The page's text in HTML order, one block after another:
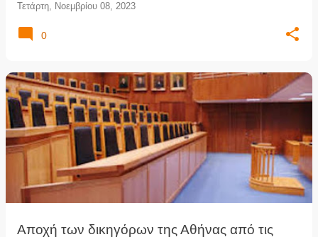
Τετάρτη, Νοεμβρίου 08, 2023
0
Αποχή των δικηγόρων της Αθήνας από τις